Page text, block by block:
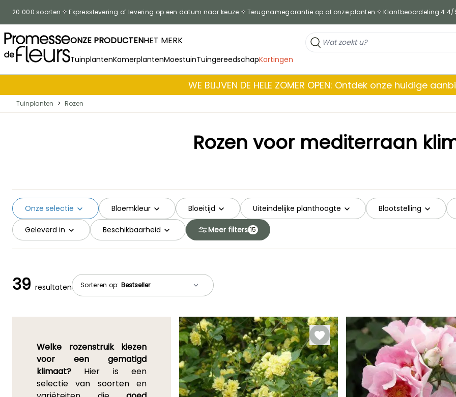
20 000 soorten Expresslevering of levering op een datum naar keuze Terugnamegarantie op al onze planten Klantbeoordeling 4.4/
ONZE PRODUCTENHET MERK
TuinplantenKamerplantenMoestuinTuingereedschapKortingen
WE BLIJVEN DE HELE ZOMER OPEN: Ontdek onze huidige
Tuinplanten > Rozen
Rozen voor mediterraan
Bloemkleur Bloeitijd Uiteindelijke planthoogte Blootstelling
Geleverd in
Onze selectie
Beschikbaarheid Meer filters 15
Sorteren op:
39 resultaten
Welke rozenstruik kiezen
voor een gematigd
klimaat? Hier is een
selectie van soorten en